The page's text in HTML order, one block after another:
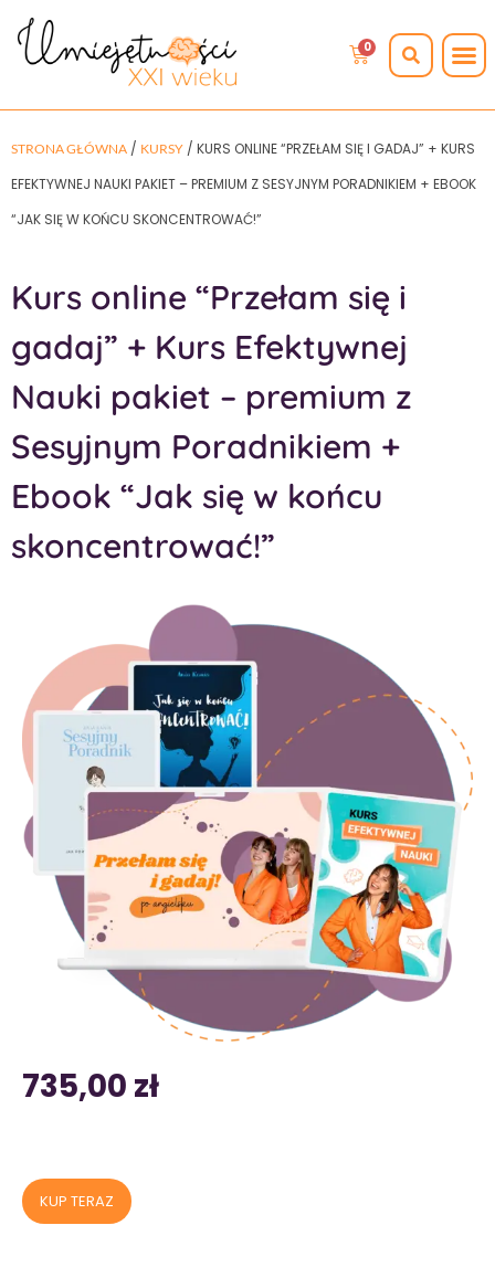
0
STRONA GŁÓWNA / KURSY / KURS ONLINE “PRZEŁAM SIĘ I GADAJ” + KURS
EFEKTYWNEJ NAUKI PAKIET – PREMIUM Z SESYJNYM PORADNIKIEM + EBOOK
“JAK SIĘ W KOŃCU SKONCENTROWAĆ!”
Kurs online “Przełam się i
gadaj” + Kurs Efektywnej
Nauki pakiet – premium z
Sesyjnym Poradnikiem +
Ebook “Jak się w końcu
skoncentrować!”
735,00 zł
KUP TERAZ